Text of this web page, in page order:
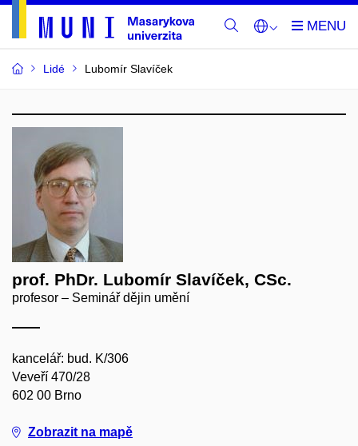
Lidé Lubomír Slavíček
prof. PhDr. Lubomír Slavíček, CSc.
profesor – Seminář dějin umění
kancelář: bud. K/306
Veveří 470/28
602 00 Brno
Zobrazit na mapě